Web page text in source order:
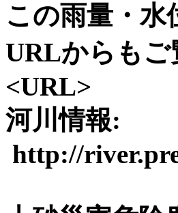
この雨量・
URLからも
<URL>
河川情報:
http://